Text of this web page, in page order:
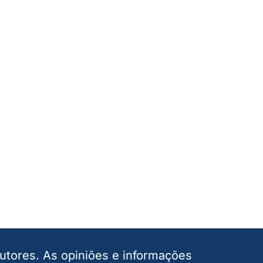
As opiniões e informações